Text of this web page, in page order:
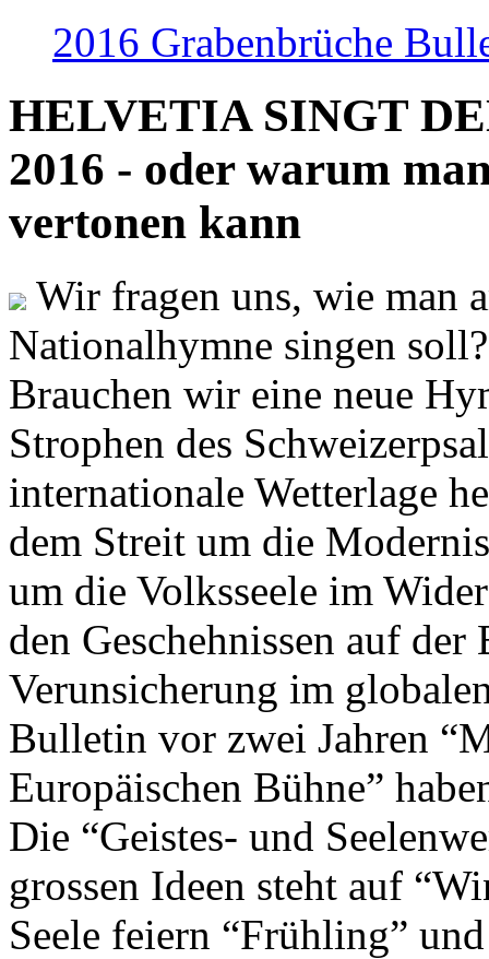
2016 Grabenbrüche
HELVETIA SINGT
2016 - oder warum
vertonen kann
Wir fragen uns, wie man
Nationalhymne singen
Brauchen wir eine neue
Strophen des
internationale Wetterlage
dem Streit um die
um die Volksseele im
den Geschehnissen auf
Verunsicherung im
Bulletin vor zwei Jahren
Europäischen Bühne”
Die “Geistes- und
grossen Ideen steht auf
Seele feiern “Frühling”